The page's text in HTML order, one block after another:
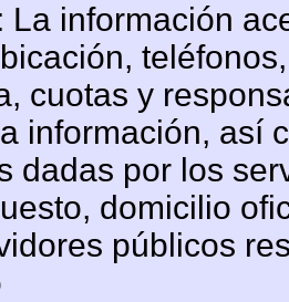
La información
cuotas y
información, así
dadas por los
domicilio
públicos